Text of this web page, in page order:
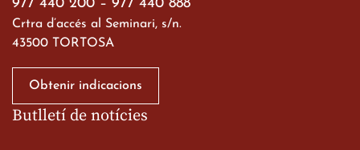
977 440 200 – 977 440 888
Crtra d’accés al Seminari, s/n.
43500 TORTOSA
Obtenir indicacions
Butlletí de notícies